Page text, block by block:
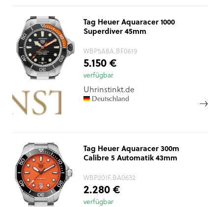
Tag Heuer Aquaracer 1000
Superdiver 45mm
WBP5A8A.BF0619
5.150 €
verfügbar
Uhrinstinkt.de
Deutschland
Tag Heuer Aquaracer 300m
Calibre 5 Automatik 43mm
WBP201F.BA0632
2.280 €
verfügbar